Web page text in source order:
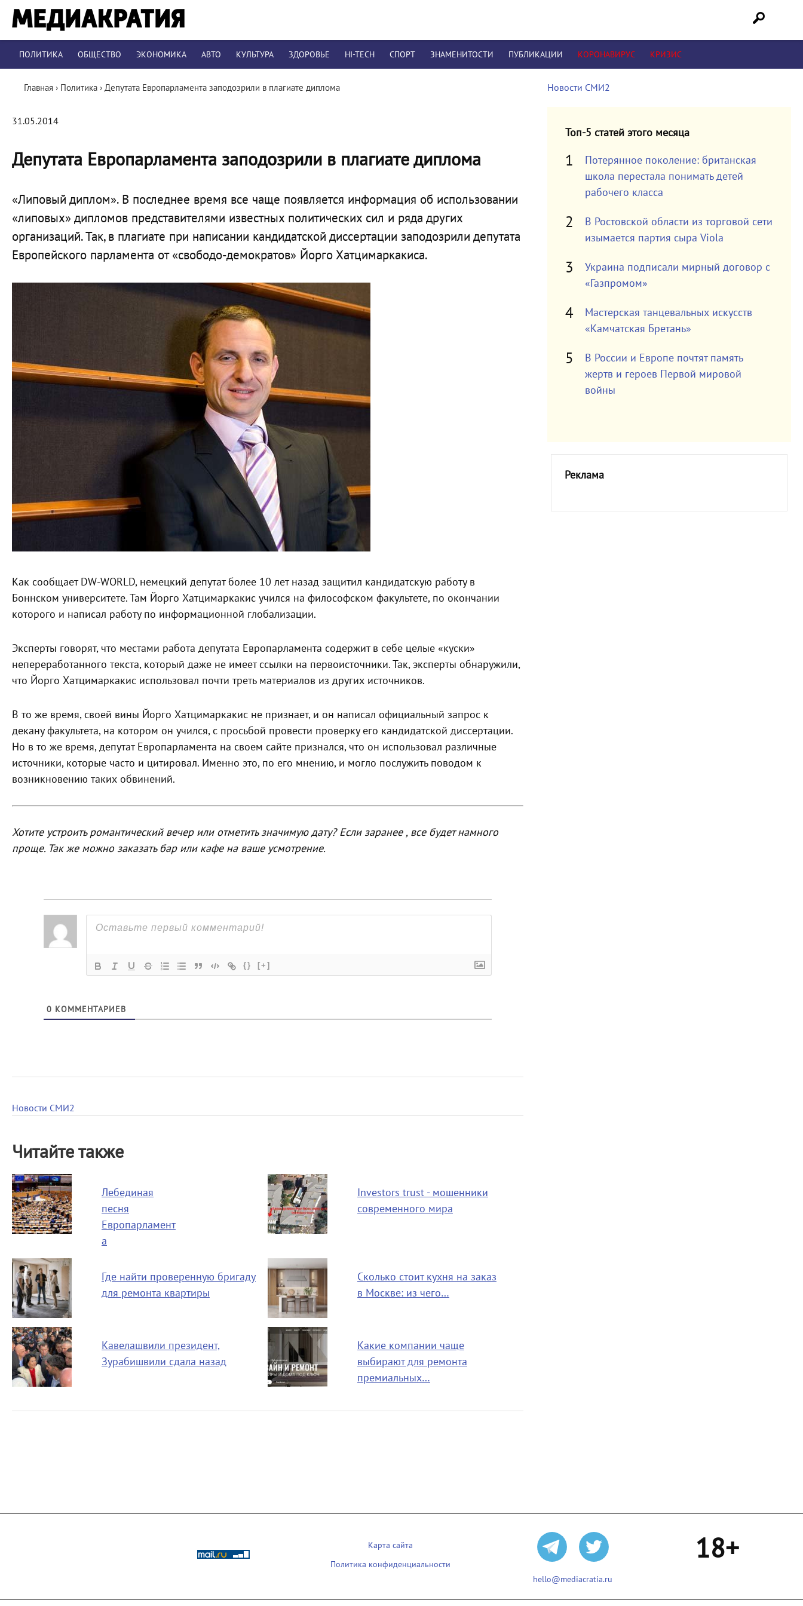
ПОЛИТИКА ОБЩЕСТВО ЭКОНОМИКА АВТО КУЛЬТУРА ЗДОРОВЬЕ HI-TECH СПОРТ ЗНАМЕНИТОСТИ ПУБЛИКАЦИИ КОРОНАВИРУС КРИЗИС
Главная › Политика › Депутата Европарламента заподозрили в плагиате диплома
31.05.2014
Депутата Европарламента заподозрили в плагиате диплома
«Липовый диплом». В последнее время все чаще появляется информация об использовании
«липовых» дипломов представителями известных политических сил и ряда других
организаций. Так, в плагиате при написании кандидатской диссертации заподозрили депутата
Европейского парламента от «свободо-демократов» Йорго Хатцимаркакиса.
Как сообщает DW-WORLD, немецкий депутат более 10 лет назад защитил кандидатскую работу в
Боннском университете. Там Йорго Хатцимаркакис учился на философском факультете, по окончании
которого и написал работу по информационной глобализации.
Эксперты говорят, что местами работа депутата Европарламента содержит в себе целые «куски»
непереработанного текста, который даже не имеет ссылки на первоисточники. Так, эксперты обнаружили,
что Йорго Хатцимаркакис использовал почти треть материалов из других источников.
В то же время, своей вины Йорго Хатцимаркакис не признает, и он написал официальный запрос к
декану факультета, на котором он учился, с просьбой провести проверку его кандидатской диссертации.
Но в то же время, депутат Европарламента на своем сайте признался, что он использовал различные
источники, которые часто и цитировал. Именно это, по его мнению, и могло послужить поводом к
возникновению таких обвинений.
Хотите устроить романтический вечер или отметить значимую дату? Если заранее , все будет намного
проще. Так же можно заказать бар или кафе на ваше усмотрение.
{} [+]
0 КОММЕНТАРИЕВ
Новости СМИ2
Читайте также
Лебединая
песня
Европарламент
а
Investors trust - мошенники
современного мира
Где найти проверенную бригаду
для ремонта квартиры
Сколько стоит кухня на заказ
в Москве: из чего…
Кавелашвили президент,
Зурабишвили сдала назад
Какие компании чаще
выбирают для ремонта
премиальных…
Новости СМИ2
Топ-5 статей этого месяца
Потерянное поколение: британская
школа перестала понимать детей
рабочего класса
В Ростовской области из торговой сети
изымается партия сыра Viola
Украина подписали мирный договор с
«Газпромом»
Мастерская танцевальных искусств
«Камчатская Бретань»
В России и Европе почтят память
жертв и героев Первой мировой
войны
Реклама
Карта сайта
Политика конфиденциальности
hello@mediacratia.ru
18+